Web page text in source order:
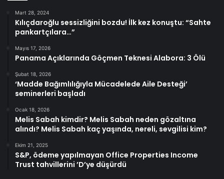
Mart 28, 2024
Kılıçdaroğlu sessizliğini bozdu! İlk kez konuştu: “Sahte
pankartçılara…”
Mayıs 17, 2026
Panama Açıklarında Göçmen Teknesi Alabora: 3 Ölü
Şubat 18, 2026
‘Madde Bağımlılığıyla Mücadelede Aile Desteği’
seminerleri başladı
Ocak 18, 2026
Melis Sabah kimdir? Melis Sabah neden gözaltına
alındı? Melis Sabah kaç yaşında, nereli, sevgilisi kim?
Ekim 21, 2025
S&P, ödeme yapılmayan Office Properties Income
Trust tahvillerini ’D’ye düşürdü